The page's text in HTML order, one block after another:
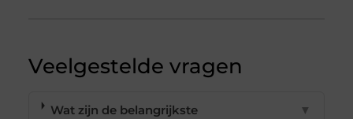
Veelgestelde vragen
Wat zijn de belangrijkste
▼